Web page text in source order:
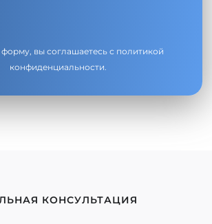
вы соглашаетесь с политикой
конфиденциальности.
КОНСУЛЬТАЦИЯ